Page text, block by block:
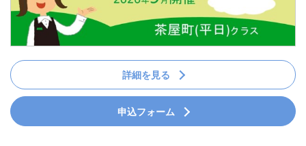
詳細を見る
申込フォーム